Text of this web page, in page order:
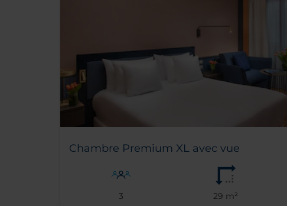
Chambre Premium XL avec vue
3 29 m²